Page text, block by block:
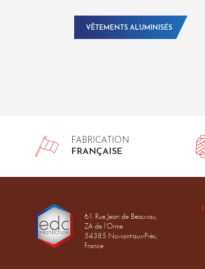
VÊTEMENTS ALUMINISÉS
FABRICATION
FRANÇAISE
61 Rue Jean de Beauvau,
ZA de l'Orme
54385 Noviant-aux-Prés,
France